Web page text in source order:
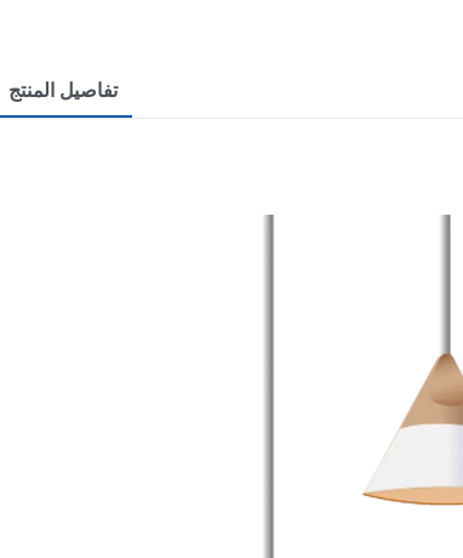
تفاصيل المنتج